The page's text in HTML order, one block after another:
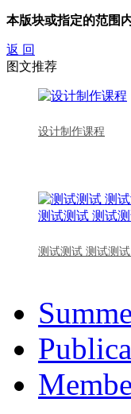
本版块或指定的范围
返 回
图文推荐
设计制作课程
测试测试 测试测